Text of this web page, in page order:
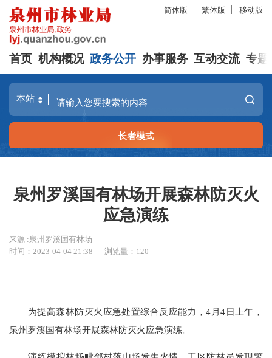
简体版 繁体版 移动版
首页 机构概况 政务公开 办事服务 互动交流 专题
长者模式
泉州罗溪国有林场开展森林防灭火
应急演练
来源 :泉州罗溪国有林场
时间：2023-04-04 21:38
浏览量： 120
为提高森林防灭火应急处置综合反应能力，4月4日 上午，
泉州罗溪国有林场开展森林防灭火应急演练。